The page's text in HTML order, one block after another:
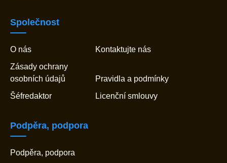
Společnost
O nás
Kontaktujte nás
Zásady ochrany
osobních údajů
Pravidla a podmínky
Šéfredaktor
Licenční smlouvy
Podpěra, podpora
Podpěra, podpora